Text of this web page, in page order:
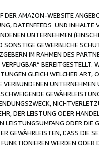
AMAZON-WEBSITE
DATENFEEDS UND
UNTERNEHMEN
GEWERBLICHE
IM RAHMEN DES
BEREITGESTELLT.
GLEICH WELCHER ART,
UNTERNEHMEN
DER LEISTUNG ODER
LEISTUNGSUMFANG ODER DIE
GEWÄHRLEISTEN, DASS DIE
WERDEN ODER